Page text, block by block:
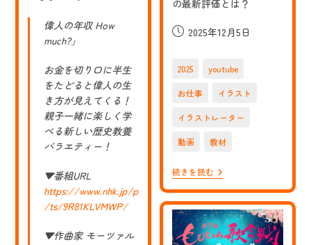
の最新評価とは？
投
開
日:
2025年12月5日
2025 youtube
お仕事 イラスト
イラストレーター
動画 教材
続きを読む【お
仕
事】
「日
本
史
格
偉人の年収 How
much?」
お金を切り口に半生
をたどると偉人の生
き方が見えてくる！
親子一緒に楽しく学
べる新しい歴史教養
バラエティー！
▼番組URL
https://www.nhk.jp/p
/ts/9R81KLVMWP/
▼作曲家 モーツァル